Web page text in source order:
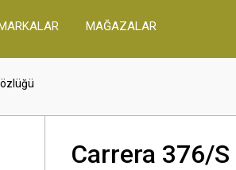
MAĞAZALAR
Carrera 376/